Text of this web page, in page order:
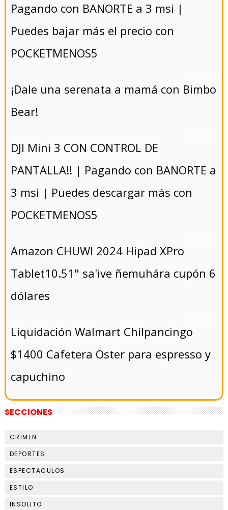
Pagando con BANORTE a 3 msi |
Puedes bajar más el precio con
POCKETMENOS5
¡Dale una serenata a mamá con Bimbo
Bear!
DJI Mini 3 CON CONTROL DE
PANTALLA!! | Pagando con BANORTE a
3 msi | Puedes descargar más con
POCKETMENOS5
Amazon CHUWI 2024 Hipad XPro
Tablet10.51" sa'ive ñemuhára cupón 6
dólares
Liquidación Walmart Chilpancingo
$1400 Cafetera Oster para espresso y
capuchino
SECCIONES
CRIMEN
DEPORTES
ESPECTACULOS
ESTILO
INSOLITO